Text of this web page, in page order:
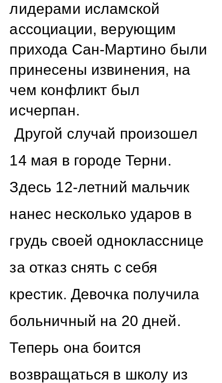
лидерами исламской
ассоциации, верующим
прихода Сан-Мартино были
принесены извинения, на
чем конфликт был
исчерпан.
Другой случай произошел
14 мая в городе Терни.
Здесь 12-летний мальчик
нанес несколько ударов в
грудь своей однокласснице
за отказ снять с себя
крестик. Девочка получила
больничный на 20 дней.
Теперь она боится
возвращаться в школу из